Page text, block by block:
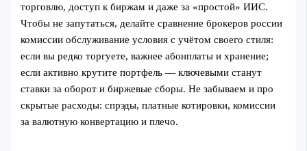
торговлю, доступ к биржам и даже за «простой» ИИС.
Чтобы не запутаться, делайте сравнение брокеров россии
комиссии обслуживание условия с учётом своего стиля:
если вы редко торгуете, важнее абонплаты и хранение;
если активно крутите портфель — ключевыми станут
ставки за оборот и биржевые сборы. Не забываем и про
скрытые расходы: спрэды, платные котировки, комиссии
за валютную конвертацию и плечо.